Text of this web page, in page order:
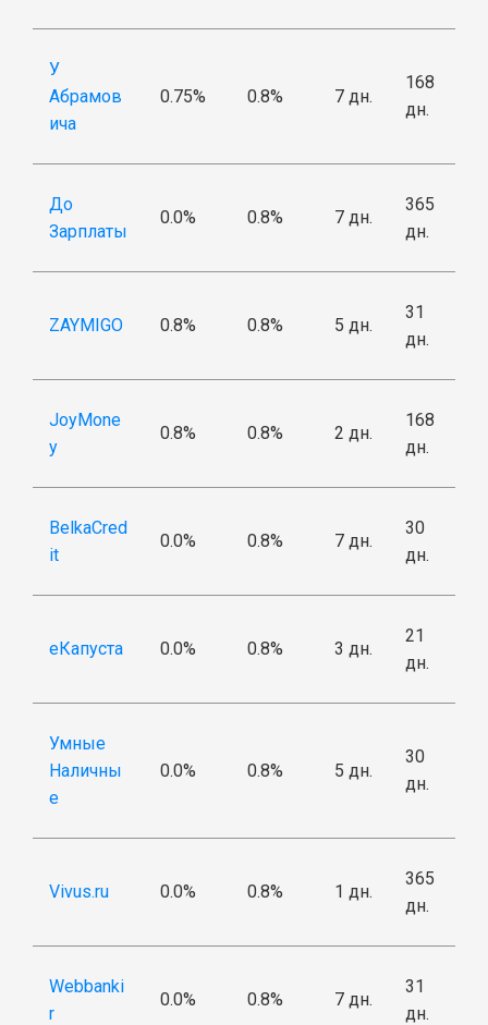
У
Абрамов
ича
0.75% 0.8% 7 дн.
168
дн.
До
Зарплаты
0.0% 0.8% 7 дн.
365
дн.
ZAYMIGO 0.8% 0.8% 5 дн.
31
дн.
JoyMone
y
0.8% 0.8% 2 дн.
168
дн.
BelkaCred
it
0.0% 0.8% 7 дн.
30
дн.
еКапуста 0.0% 0.8% 3 дн.
21
дн.
Умные
Наличны
е
0.0% 0.8% 5 дн.
30
дн.
Vivus.ru 0.0% 0.8% 1 дн.
365
дн.
Webbanki
r
0.0% 0.8% 7 дн.
31
дн.